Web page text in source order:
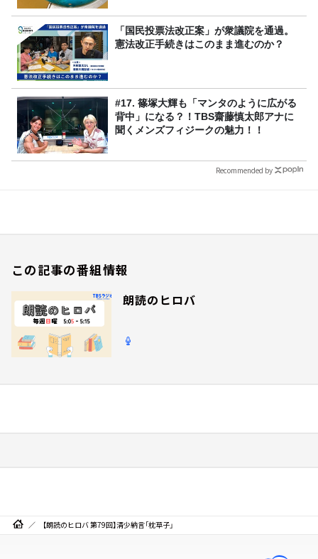
「国民投票法改正案」が衆議院を通過。
憲法改正手続きはこのまま進むのか？
#17. 篠塚大輝も「マンタのように広がる
背中」になる？！TBS齋藤慎太郎アナに
聞くメンズフィジークの魅力！！
Recommended by
この記事の番組情報
朗読のヒロバ
【朗読のヒロバ 第79回】清少納言「枕草子」